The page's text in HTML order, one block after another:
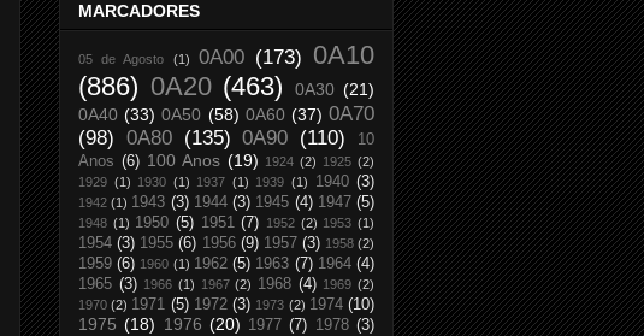
MARCADORES
05 de Agosto (1) 0A00 (173) 0A10
(886) 0A20 (463) 0A30 (21)
0A40 (33) 0A50 (58) 0A60 (37) 0A70
(98) 0A80 (135) 0A90 (110)
10
Anos (6) 100 Anos (19) 1924 (2) 1925 (2)
1929 (1) 1930 (1) 1937 (1) 1939 (1) 1940 (3)
1942 (1) 1943 (3) 1944 (3) 1945 (4) 1947 (5)
1948 (1) 1950 (5) 1951 (7) 1952 (2) 1953 (1)
1954 (3) 1955 (6) 1956 (9) 1957 (3) 1958 (2)
1959 (6) 1960 (1) 1962 (5) 1963 (7) 1964 (4)
1965 (3) 1966 (1) 1967 (2) 1968 (4) 1969 (2)
1970 (2) 1971 (5) 1972 (3) 1973 (2) 1974 (10)
1975 (18) 1976 (20) 1977 (7) 1978 (3)